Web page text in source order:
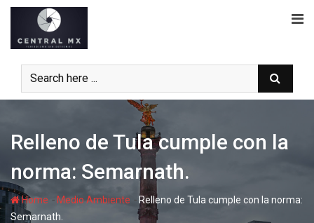
Skip
content
Relleno de Tula cumple con la
norma: Semarnath.
Home - Medio Ambiente - Relleno de Tula cumple con la norma:
Semarnath.